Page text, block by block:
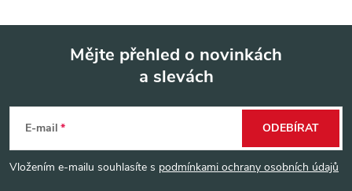
p
Mějte přehled o novinkách
a slevách
E-mail
Vložením e-mailu souhlasíte s podmínkami ochrany osobních údajů
ODEBÍRAT